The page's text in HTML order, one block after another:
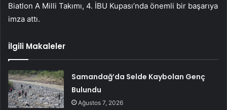
Biatlon A Milli Takımı, 4. İBU Kupası’nda önemli bir başarıya
imza attı.
İlgili Makaleler
Samandağ’da Selde Kaybolan Genç
Bulundu
Ağustos 7, 2026